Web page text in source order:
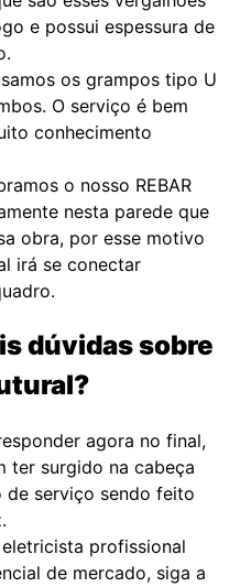
e possui espessura de
os grampos tipo U
O serviço é bem
conhecimento
o nosso REBAR
nesta parede que
obra, por esse motivo
irá se conectar
dúvidas sobre
agora no final,
ter surgido na cabeça
de serviço sendo feito
profissional
de mercado, siga a